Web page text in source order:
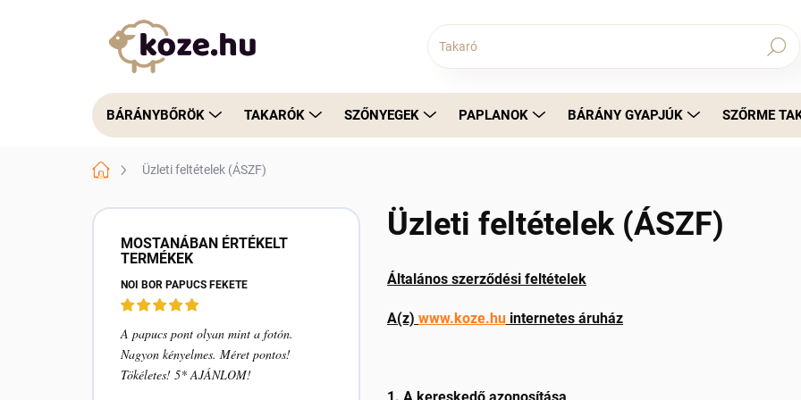
Keresés
BÁRÁNYBŐRÖK TAKARÓK SZŐNYEGEK PAPLANOK BÁRÁNY GYAPJÚK SZŐRME
KezdőlapÜzleti feltételek (ÁSZF)
O
MOSTANÁBAN ÉRTÉKELT
TERMÉKEK
NŐI BŐR PAPUCS FEKETE
A papucs pont olyan mint a fotón.
Nagyon kényelmes. Méret pontos!
Tökéletes! 5* AJÁNLOM!
Üzleti feltételek (ÁSZF)
Általános szerződési feltételek
A(z) www.koze.hu internetes áruház